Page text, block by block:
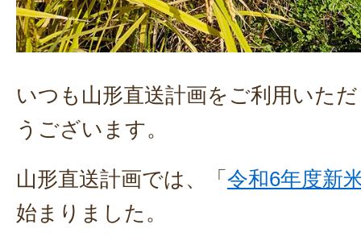
いつも山形直送計画をご利用いた
うございます。
山形直送計画では、「 令和6年度新
始まりました。